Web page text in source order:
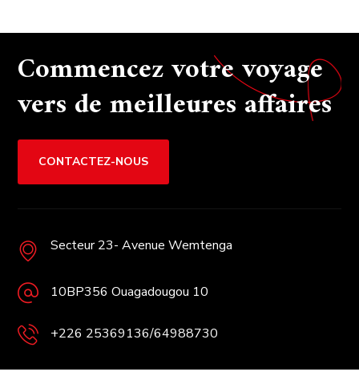
Commencez votre voyage
vers de meilleures affaires
CONTACTEZ-NOUS
Secteur 23- Avenue Wemtenga
10BP356 Ouagadougou 10
+226 25369136/64988730